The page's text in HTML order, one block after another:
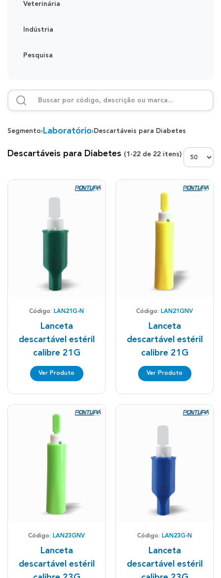
Veterinária
Indústria
Pesquisa
Segmento› Laboratório›Descartáveis para Diabetes
Descartáveis para Diabetes (1-22 de 22 itens) Exibir:
Código: LAN21G-N
Lanceta
descartável estéril
calibre 21G
Ver Produto
Código: LAN21GNV
Lanceta
descartável estéril
calibre 21G
Ver Produto
Código: LAN23GNV
Lanceta
descartável estéril
Código: LAN23G-N
Lanceta
descartável estéril